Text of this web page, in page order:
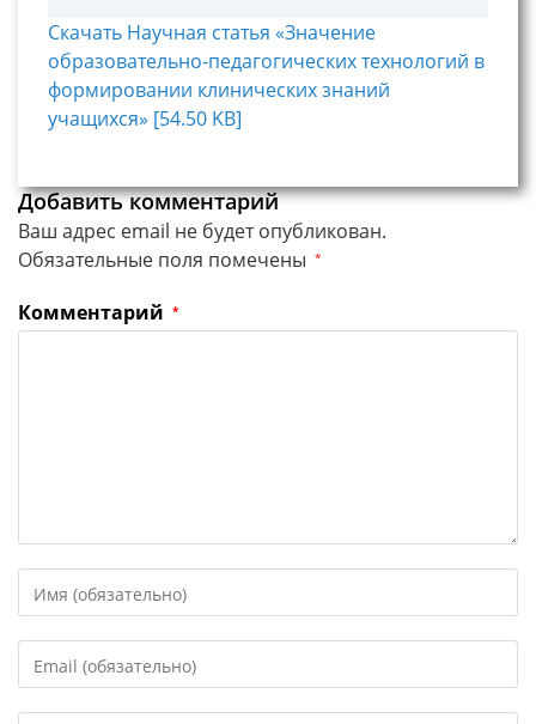
Скачать Научная статья «Значение
образовательно-педагогических технологий в
формировании клинических знаний
учащихся» [54.50 KB]
Добавить комментарий
Ваш адрес email не будет опубликован.
Обязательные поля помечены *
Комментарий *
свое
или
имя
свой